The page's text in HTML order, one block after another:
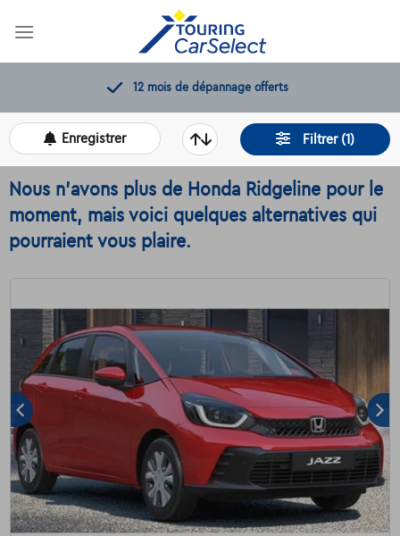
11.000+voitures disponibles
Filtrer (1)
Enregistrer
Nous n'avons plus de Honda Ridgeline pour le
moment, mais voici quelques alternatives qui
pourraient vous plaire.